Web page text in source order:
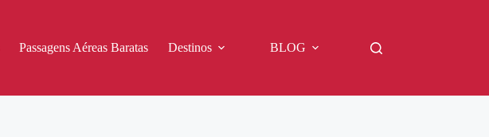
Passagens Aéreas Baratas Destinos BLOG